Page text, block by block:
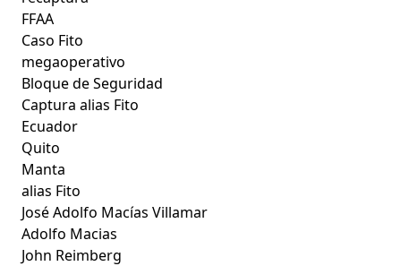
FFAA
Caso Fito
megaoperativo
Bloque de Seguridad
Captura alias Fito
Ecuador
Quito
Manta
alias Fito
José Adolfo Macías Villamar
Adolfo Macias
John Reimberg